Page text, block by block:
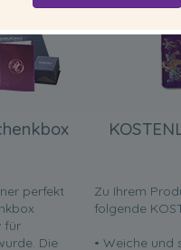
perfekt
für
Die
Zu Ihrem
folgende
• Weiche und